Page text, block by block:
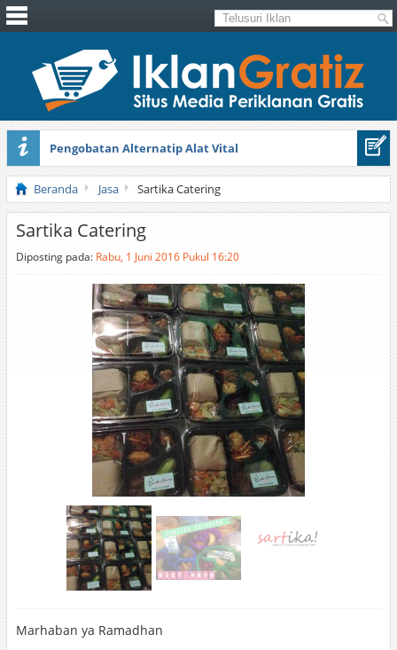
Pengobatan Alternatip Alat Vital
Pita Cantik Pesona
Beranda Jasa Sartika Catering
Sartika Catering
Diposting pada: Rabu, 1 Juni 2016 Pukul 16:20
Marhaban ya Ramadhan